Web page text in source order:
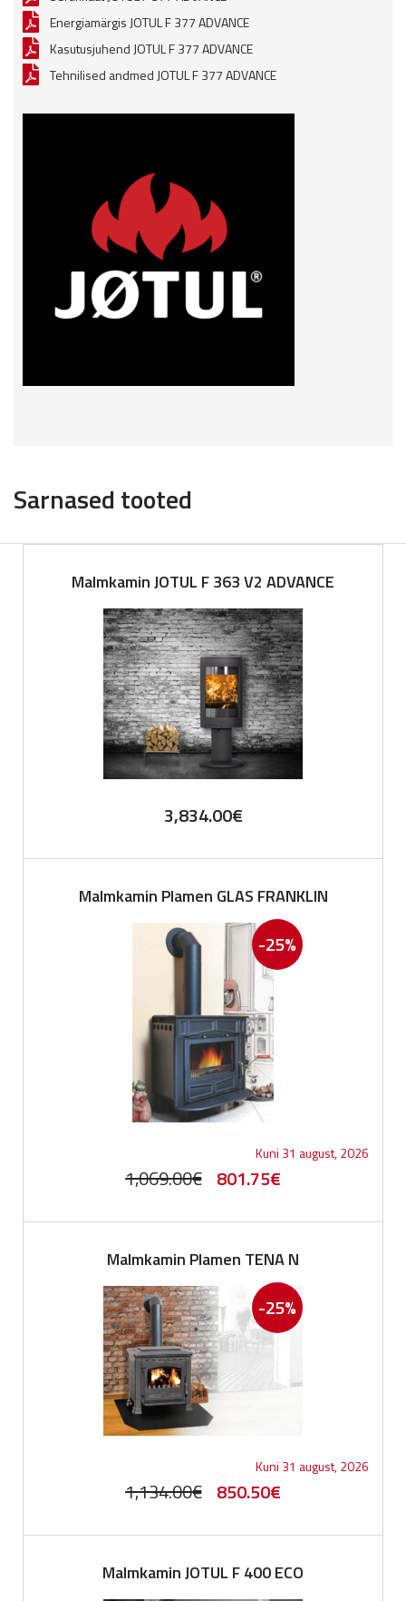
Energiamärgis JOTUL F 377 ADVANCE
Kasutusjuhend JOTUL F 377 ADVANCE
Tehnilised andmed JOTUL F 377 ADVANCE
Sarnased tooted
Malmkamin JOTUL F 363 V2 ADVANCE
3,834.00€
Malmkamin Plamen GLAS FRANKLIN
-25%
Kuni 31 august, 2026
1,069.00€ Original
1,069.00€.
801.75€Current
801.75€.
Malmkamin Plamen TENA N
-25%
Kuni 31 august, 2026
1,134.00€ Original
1,134.00€.
850.50€Current
850.50€.
Malmkamin JOTUL F 400 ECO